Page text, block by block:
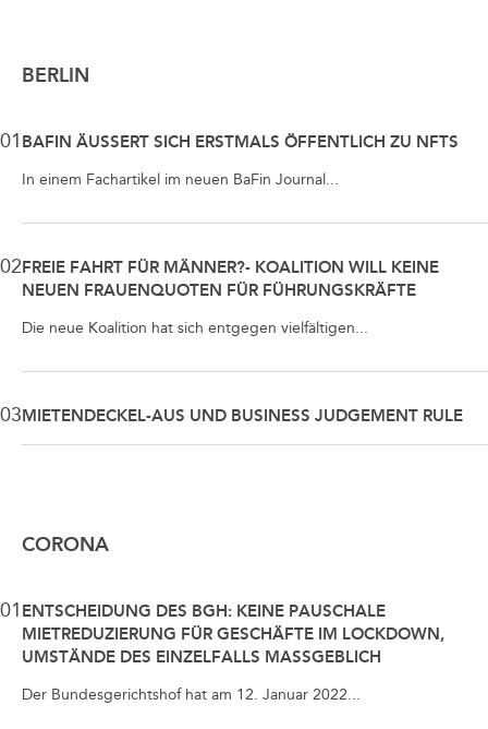
BERLIN
01 BAFIN ÄUSSERT SICH ERSTMALS ÖFFENTLICH ZU NFTS
In einem Fachartikel im neuen BaFin Journal...
02FREIE FAHRT FÜR MÄNNER?- KOALITION WILL KEINE
NEUEN FRAUENQUOTEN FÜR FÜHRUNGSKRÄFTE
Die neue Koalition hat sich entgegen vielfältigen...
03MIETENDECKEL-AUS UND BUSINESS JUDGEMENT RULE
CORONA
01 ENTSCHEIDUNG DES BGH: KEINE PAUSCHALE
MIETREDUZIERUNG FÜR GESCHÄFTE IM LOCKDOWN,
UMSTÄNDE DES EINZELFALLS MASSGEBLICH
Der Bundesgerichtshof hat am 12. Januar 2022...